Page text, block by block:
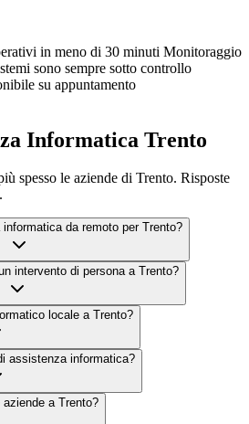
in meno di 30 minuti Monitoraggio
sono sempre sotto controllo
su appuntamento
Informatica Trento
spesso le aziende di Trento. Risposte
da remoto per Trento?
intervento di persona a Trento?
locale a Trento?
assistenza informatica?
a Trento?